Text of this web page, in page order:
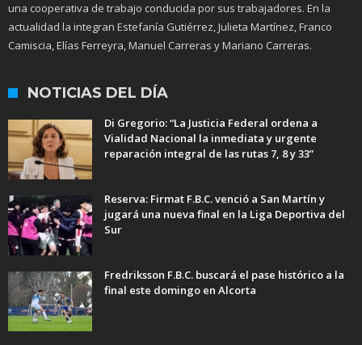
una cooperativa de trabajo conducida por sus trabajadores. En la
actualidad la integran Estefanía Gutiérrez, Julieta Martínez, Franco
Camiscia, Elías Ferreyra, Manuel Carreras y Mariano Carreras.
NOTICIAS DEL DÍA
Di Gregorio: “La Justicia Federal ordena a
Vialidad Nacional la inmediata y urgente
reparación integral de las rutas 7, 8 y 33”
Reserva: Firmat F.B.C. venció a San Martín y
jugará una nueva final en la Liga Deportiva del
Sur
Fredriksson F.B.C. buscará el pase histórico a la
final este domingo en Alcorta